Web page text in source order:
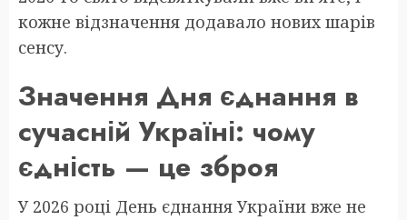
кожне відзначення додавало нових шарів
сенсу.
Значення Дня єднання в
сучасній Україні: чому
єдність — це зброя
У 2026 році День єднання України вже не